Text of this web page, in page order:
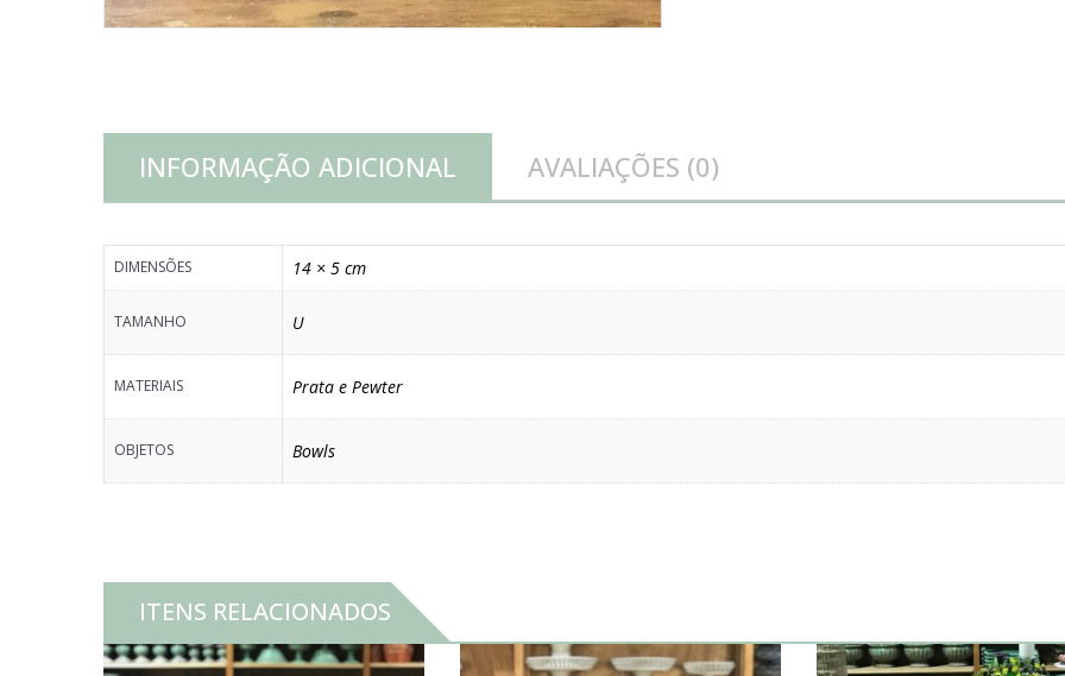
INFORMAÇÃO ADICIONAL AVALIAÇÕES (0)
DIMENSÕES 14 × 5 cm
TAMANHO U
MATERIAIS Prata e Pewter
OBJETOS Bowls
ITENS RELACIONADOS